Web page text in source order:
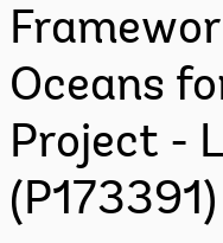
Oceans
Project -